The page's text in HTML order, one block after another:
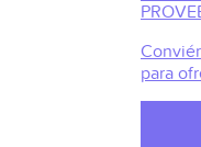
para